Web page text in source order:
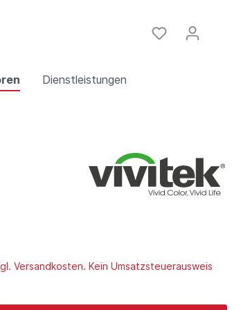
Dienstleistungen
Festinstallation
Steuergeräte
Schulungen
Versandkosten. Kein Umsatzsteuerausweis